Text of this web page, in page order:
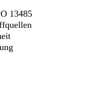
13485